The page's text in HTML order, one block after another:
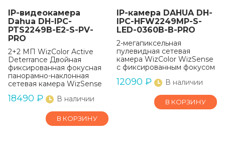
IP-видеокамера
Dahua DH-IPC-
PTS2249B-E2-S-PV-
PRO
2+2 МП WizColor Active
Deterrance Двойная
фиксированная фокусная
панорамно-наклонная
сетевая камера WizSense
18490 ₽ В наличии
В КОРЗИНУ
IP-камера DAHUA DH-
IPC-HFW2249MP-S-
LED-0360B-B-PRO
2-мегапиксельная
пулевидная сетевая
камера WizColor WizSense
с фиксированным фокусом
12090 ₽ В наличии
В КОРЗИНУ